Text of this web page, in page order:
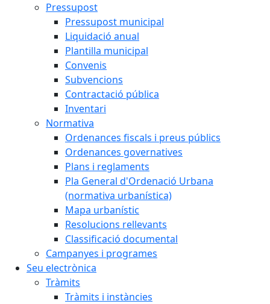
Pressupost
Pressupost municipal
Liquidació anual
Plantilla municipal
Convenis
Subvencions
Contractació pública
Inventari
Normativa
Ordenances fiscals i preus públics
Ordenances governatives
Plans i reglaments
Pla General d'Ordenació Urbana
(normativa urbanística)
Mapa urbanístic
Resolucions rellevants
Classificació documental
Campanyes i programes
Seu electrònica
Tràmits
Tràmits i instàncies